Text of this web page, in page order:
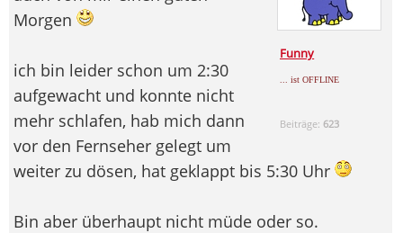
Funny
... ist OFFLINE
Beiträge: 623
Morgen
ich bin leider schon um 2:30
aufgewacht und konnte nicht
mehr schlafen, hab mich dann
vor den Fernseher gelegt um
weiter zu dösen, hat geklappt bis 5:30 Uhr
Bin aber überhaupt nicht müde oder so.